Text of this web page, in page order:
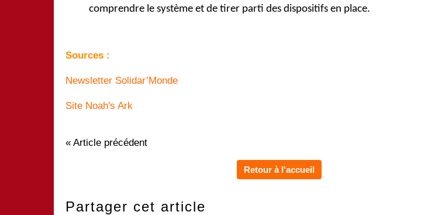
comprendre le système et de tirer parti des dispositifs en place.
Sources :
Newsletter Solidar’Monde
Site Noah's Ark
« Article précédent
Retour à l'accueil
Partager cet article